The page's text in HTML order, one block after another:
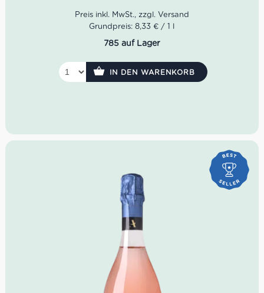
vielseitiger italienischer Frizzante für entspannte
Sommerabende, Aperitivo-Momente und mediterrane
Region:
Venetien, Italien
Farbe:Helles Strohgelb
Grundpreis: 8,33 € / 1 l
785 auf Lager
IN DEN WARENKORB